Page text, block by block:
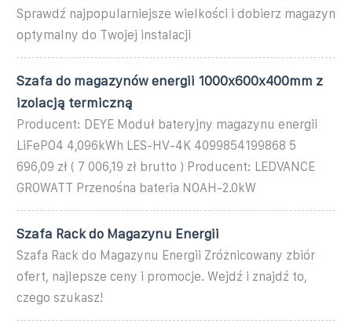
Sprawdź najpopularniejsze wielkości i dobierz magazyn
optymalny do Twojej instalacji
Szafa do magazynów energii 1000x600x400mm z
izolacją termiczną
Producent: DEYE Moduł bateryjny magazynu energii
LiFePO4 4,096kWh LES-HV-4K 4099854199868 5
696,09 zł ( 7 006,19 zł brutto ) Producent: LEDVANCE
GROWATT Przenośna bateria NOAH-2.0kW
Szafa Rack do Magazynu Energii
Szafa Rack do Magazynu Energii Zróżnicowany zbiór
ofert, najlepsze ceny i promocje. Wejdź i znajdź to,
czego szukasz!